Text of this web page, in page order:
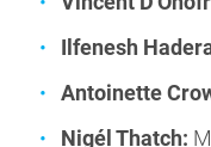
Ilfenesh
Antoinette
Nigél Thatch: